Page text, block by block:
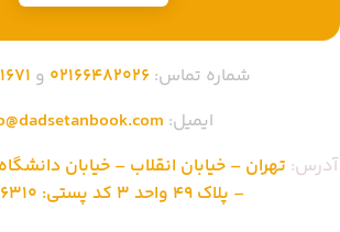
شماره تماس: 02166482026 و
ایمیل:
آدرس: تهران – خیابان انقلاب – خیابان
– پلاک 49 واحد 3 کد پستی: 1315686310